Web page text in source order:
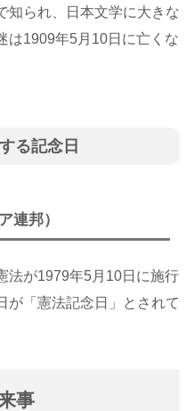
知られ、日本文学に大きな
は1909年5月10日に亡くな
る記念日
連邦）
法が1979年5月10日に施行
が「憲法記念日」とされて
事